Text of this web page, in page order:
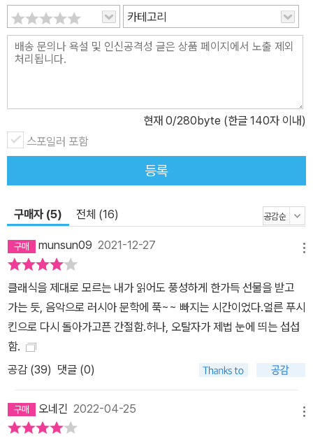
카테고리
현재 0/280byte (한글 140자 이내)
스포일러 포함
등록
구매자 (5) 전체 (16)
munsun09 2021-12-27
클래식을 제대로 모르는 내가 읽어도 풍성하게 한가득 선물을 받고
가는 듯, 음악으로 러시아 문학에 푹~~ 빠지는 시간이었다.얼른 푸시
킨으로 다시 돌아가고픈 간절함.허나, 오탈자가 제법 눈에 띄는 섭섭
함.
공감 (39) 댓글 (0)
오네긴 2022-04-25